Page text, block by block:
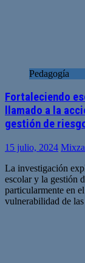
Pedagogía
Fortaleciendo
llamado a la
gestión de
15 julio, 2024
La investigación
escolar y la gestión
particularmente en
vulnerabilidad de las